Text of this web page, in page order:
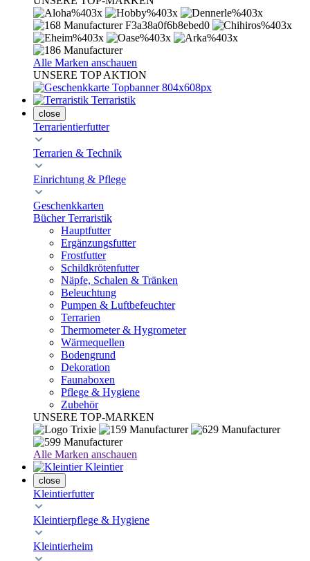
Alle Marken anschauen
UNSERE TOP AKTION
Terraristik
close
Terrarientierfutter
Terrarien & Technik
Einrichtung & Pflege
Geschenkkarten
Bücher Terraristik
Hauptfutter
Ergänzungsfutter
Frostfutter
Schildkrötenfutter
Näpfe, Schalen & Tränken
Beleuchtung
Pumpen & Luftbefeuchter
Terrarien
Thermometer & Hygrometer
Wärmequellen
Bodengrund
Dekoration
Faunaboxen
Pflege & Hygiene
Zubehör
UNSERE TOP-MARKEN
Alle Marken anschauen
Kleintier
close
Kleintierfutter
Kleintierpflege & Hygiene
Kleintierheim